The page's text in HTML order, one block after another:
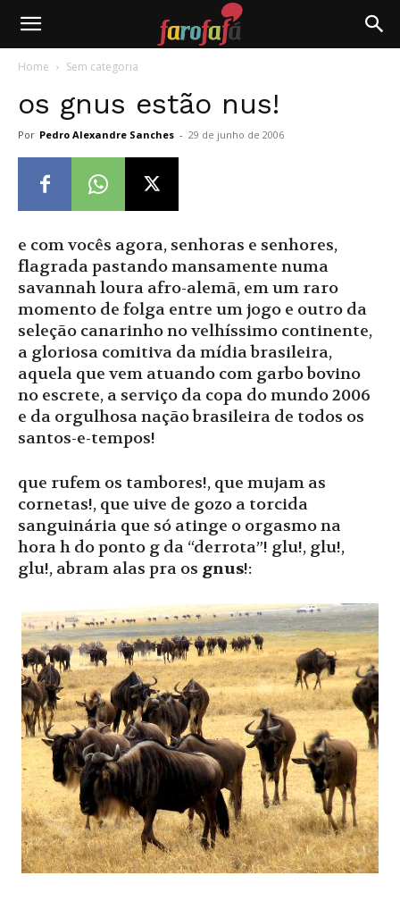
Farofafá
Home Sem categoria
os gnus estão nus!
Por Pedro Alexandre Sanches - 29 de junho de 2006
e com vocês agora, senhoras e senhores,
flagrada pastando mansamente numa
savannah loura afro-alemã, em um raro
momento de folga entre um jogo e outro da
seleção canarinho no velhíssimo continente,
a gloriosa comitiva da mídia brasileira,
aquela que vem atuando com garbo bovino
no escrete, a serviço da copa do mundo 2006
e da orgulhosa nação brasileira de todos os
santos-e-tempos!
que rufem os tambores!, que mujam as
cornetas!, que uive de gozo a torcida
sanguinária que só atinge o orgasmo na
hora h do ponto g da “derrota”! glu!, glu!,
glu!, abram alas pra os gnus!: